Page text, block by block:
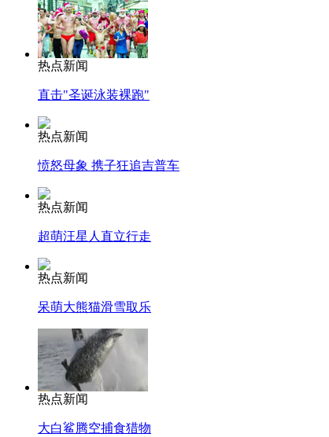
热点新闻
直击"圣诞泳装裸跑"
热点新闻
愤怒母象 携子狂追吉普车
热点新闻
超萌汪星人直立行走
热点新闻
呆萌大熊猫滑雪取乐
热点新闻
大白鲨腾空捕食猎物